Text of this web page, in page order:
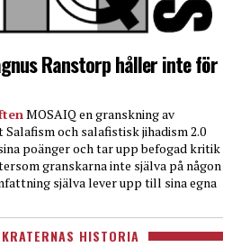
Ranstorp håller inte för
MOSAIQ en granskning av
och salafistisk jihadism 2.0
poänger och tar upp befogad kritik
granskarna inte själva på någon
själva lever upp till sina egna
HISTORIA